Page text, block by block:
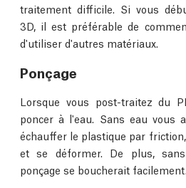
traitement difficile. Si vous
3D, il est préférable de
d'utiliser d'autres matériaux.
Ponçage
Lorsque vous post-traitez du
poncer à l'eau. Sans eau vous
échauffer le plastique par
et se déformer. De plus,
ponçage se boucherait facilement.